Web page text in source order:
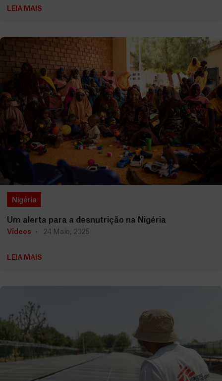
LEIA MAIS
Nigéria
Um alerta para a desnutrição na Nigéria
Vídeos 24 Maio, 2025
LEIA MAIS